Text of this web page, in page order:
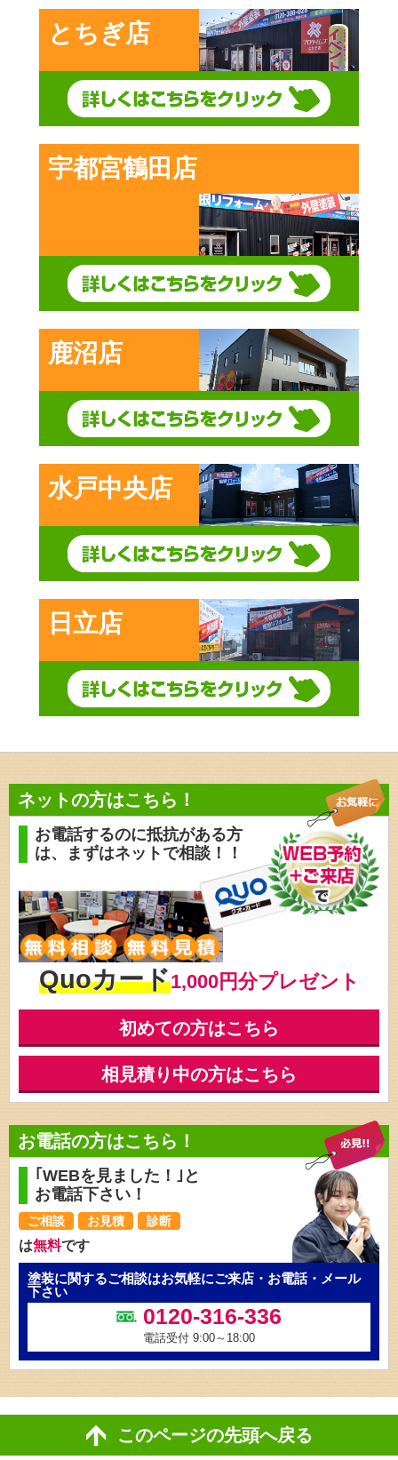
とちぎ店
宇都宮鶴田店
鹿沼店
水戸中央店
日立店
ネットの方はこちら！
お電話するのに抵抗がある方
は、
まずはネットで相談！！
Quoカード1,000円分プレゼント
初めての方はこちら
相見積り中の方はこちら
お電話の方はこちら！
｢WEBを見ました！｣と
お電話下さい！
ご相談 お見積 診断
は無料です
塗装に関するご相談はお気軽にご来店・お電話・メール
下さい
0120-316-336
電話受付 9:00～18:00
このページの先頭へ戻る